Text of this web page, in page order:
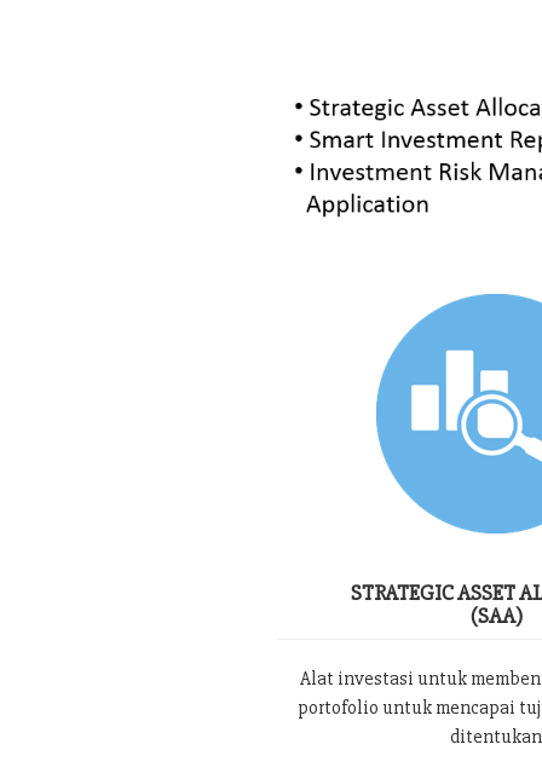
STRATEGIC ASSET
(SAA)
Alat investasi untuk
portofolio untuk mencapai
ditentukan